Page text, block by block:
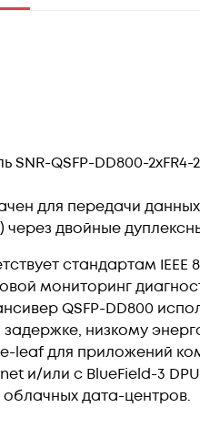
QSFP-DD800-2xFR4-2
для передачи
через двойные
стандартам IEEE
мониторинг
QSFP-DD800
задержке, низкому
leaf для приложений
и/или с BlueField-3
дата-центров.